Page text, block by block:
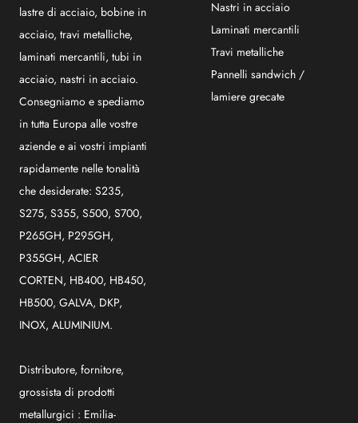
lastre di acciaio, bobine in
acciaio, travi metalliche,
laminati mercantili, tubi in
acciaio, nastri in acciaio.
Consegniamo e spediamo
in tutta Europa alle vostre
aziende e ai vostri impianti
rapidamente nelle tonalità
che desiderate: S235,
S275, S355, S500, S700,
P265GH, P295GH,
P355GH, ACIER
CORTEN, HB400, HB450,
HB500, GALVA, DKP,
INOX, ALUMINIUM.
Distributore, fornitore,
grossista di prodotti
metallurgici : Emilia-
Nastri in acciaio
Laminati mercantili
Travi metalliche
Pannelli sandwich /
lamiere grecate